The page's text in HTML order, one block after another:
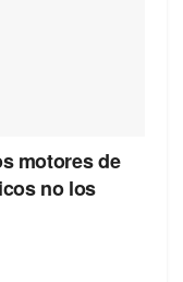
motores de
no los